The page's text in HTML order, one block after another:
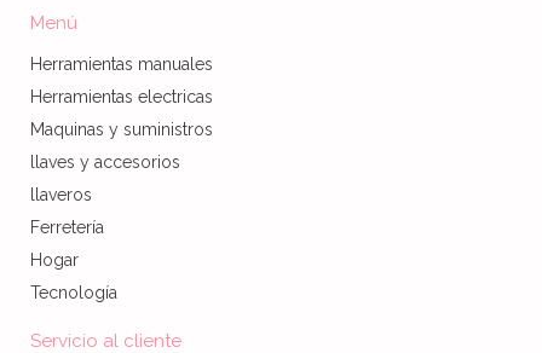
Menú
Herramientas manuales
Herramientas electricas
Maquinas y suministros
llaves y accesorios
llaveros
Ferretería
Hogar
Tecnología
Servicio al cliente